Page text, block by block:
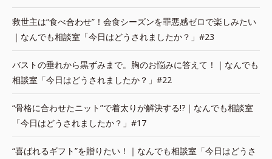
救世主は“食べ合わせ”！会食シーズンを罪悪感ゼロで楽しみたい
｜なんでも相談室「今日はどうされましたか？」#23
バストの垂れから黒ずみまで。胸のお悩みに答えて！｜なんでも
相談室「今日はどうされましたか？」#22
“骨格に合わせたニット”で着太りが解決する!?｜なんでも相談室
「今日はどうされましたか？」#17
“喜ばれるギフト”を贈りたい！｜なんでも相談室「今日はどうさ